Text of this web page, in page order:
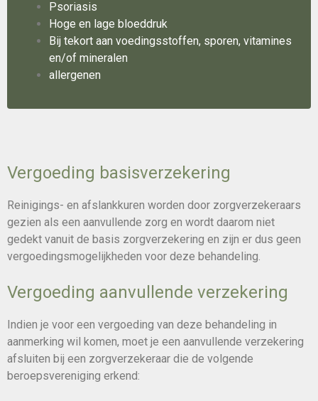
Psoriasis
Hoge en lage bloeddruk
Bij tekort aan voedingsstoffen, sporen, vitamines
en/of mineralen
allergenen
Vergoeding basisverzekering
Reinigings- en afslankkuren worden door zorgverzekeraars
gezien als een aanvullende zorg en wordt daarom niet
gedekt vanuit de basis zorgverzekering en zijn er dus geen
vergoedingsmogelijkheden voor deze behandeling.
Vergoeding aanvullende verzekering
Indien je voor een vergoeding van deze behandeling in
aanmerking wil komen, moet je een aanvullende verzekering
afsluiten bij een zorgverzekeraar die de volgende
beroepsvereniging erkend: